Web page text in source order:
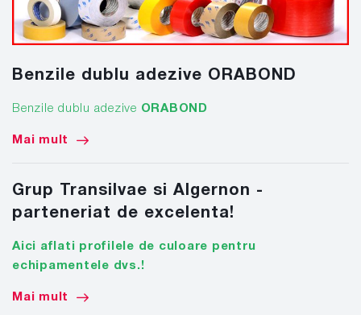
Benzile dublu adezive ORABOND
Benzile dublu adezive ORABOND
Mai mult
Grup Transilvae si Algernon -
parteneriat de excelenta!
Aici aflati profilele de culoare pentru
echipamentele dvs.!
Mai mult